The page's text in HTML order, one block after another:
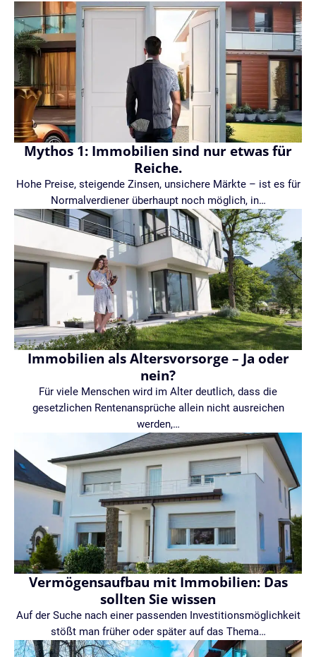
Mythos 1: Immobilien sind nur etwas für
Reiche.
Hohe Preise, steigende Zinsen, unsichere Märkte – ist es für
Normalverdiener überhaupt noch möglich, in…
Immobilien als Altersvorsorge – Ja oder
nein?
Für viele Menschen wird im Alter deutlich, dass die
gesetzlichen Rentenansprüche allein nicht ausreichen
werden,…
Vermögensaufbau mit Immobilien: Das
sollten Sie wissen
Auf der Suche nach einer passenden Investitionsmöglichkeit
stößt man früher oder später auf das Thema…